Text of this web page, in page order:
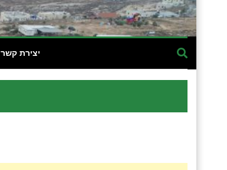
יצירת קשר